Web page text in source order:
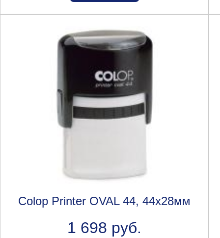
Colop Printer OVAL 44, 44x28мм
1 698 руб.